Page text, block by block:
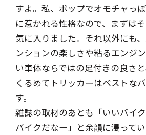
すよ。私、ポップでオモチャっ
に惹かれる性格なので、まずは
気に入りました。それ以外にも
ンションの楽しさや粘るエンジ
い車体ならではの足付きの良さ
くるめてトリッカーはベストな
す。
雑誌の取材のあとも「いいバイ
バイクだなー」と余韻に浸って